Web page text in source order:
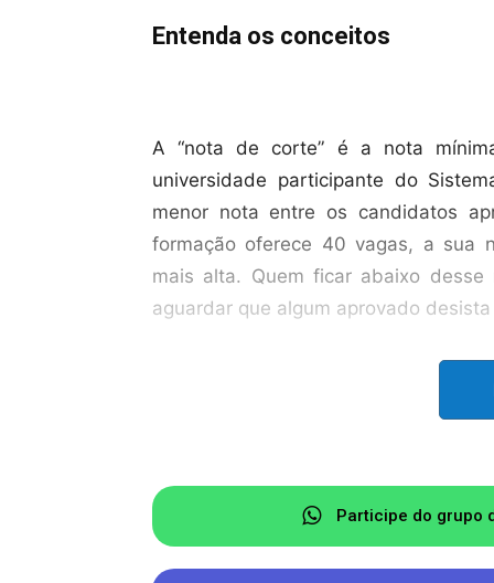
Entenda os conceitos
A “nota de corte” é a nota
universidade participante do
menor nota entre os candidatos
formação oferece 40 vagas, a sua
mais alta. Quem ficar abaixo
aguardar que algum aprovado
A ampla concorrência é a
uma vaga. Além dela, existem as
cursaram todo o Ensino Médio em
Participe do grupo